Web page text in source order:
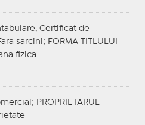
Certificat de
sarcini; FORMA TITLULUI
fizica
PROPRIETARUL